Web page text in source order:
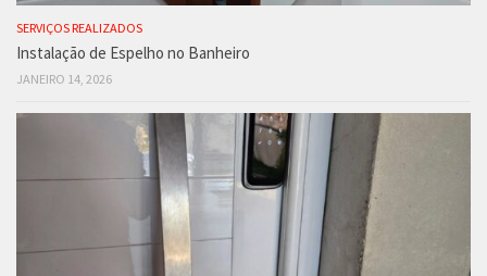
SERVIÇOS REALIZADOS
Instalação de Espelho no Banheiro
JANEIRO 14, 2026